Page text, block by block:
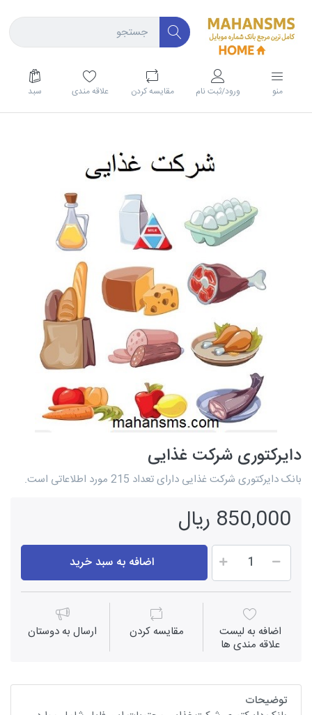
منو ورود/ثبت نام مقايسه كردن علاقه مندی سبد
دایرکتوری شرکت غذایی
بانک دایرکتوری شرکت غذایی دارای تعداد 215 مورد اطلاعاتی است.
850,000 ریال
اضافه به سبد خرید
اضافه به لیست
علاقه مندی ها
مقايسه كردن ارسال به دوستان
توضیحات